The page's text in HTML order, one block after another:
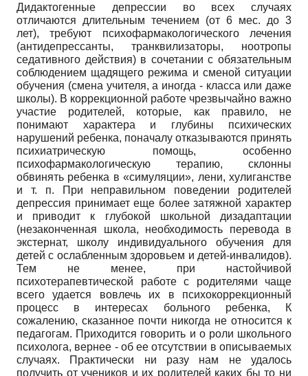
Дидактогенные депрессии во всех случаях
отличаются длительным течением (от 6 мес. до 3
лет), требуют психофармакологического лечения
(антидепрессанты, транквилизаторы, ноотропы
седативного действия) в сочетании с обязательным
соблюдением щадящего режима и сменой ситуации
обучения (смена учителя, а иногда - класса или даже
школы). В коррекционной работе чрезвычайно важно
участие родителей, которые, как правило, не
понимают характера и глубины психических
нарушений ребенка, поначалу отказываются принять
психиатрическую помощь, особенно
психофармакологическую терапию, склонны
обвинять ребенка в «симуляции», лени, хулиганстве
и т. п. При неправильном поведении родителей
депрессия принимает еще более затяжной характер
и приводит к глубокой школьной дизадаптации
(незаконченная школа, необходимость перевода в
экстернат, школу индивидуального обучения для
детей с ослабленным здоровьем и детей-инвалидов).
Тем не менее, при настойчивой
психотерапевтической работе с родителями чаще
всего удается вовлечь их в психокоррекционный
процесс в интересах больного ребенка, К
сожалению, сказанное почти никогда не относится к
педагогам. Приходится говорить и о роли школьного
психолога, вернее - об ее отсутствии в описываемых
случаях. Практически ни разу нам не удалось
получить от учеников и их родителей каких бы то ни